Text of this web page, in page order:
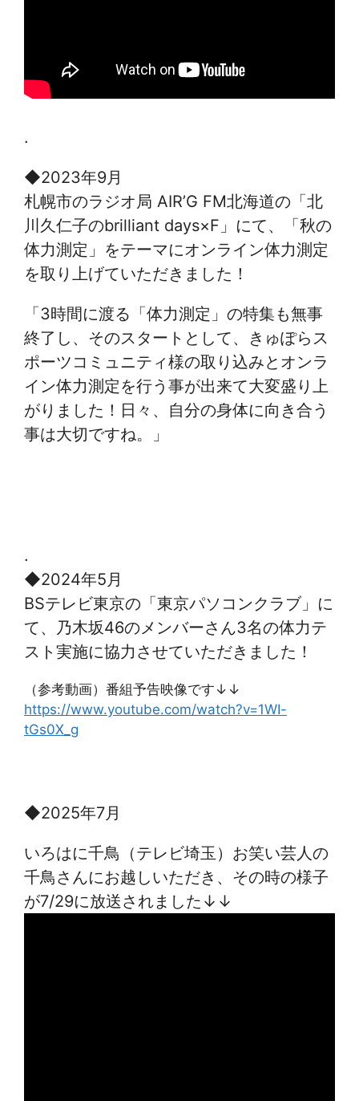
.
◆2023年9月
札幌市のラジオ局 AIR’G FM北海道の「北
川久仁子のbrilliant days×F」にて、「秋の
体力測定」 をテーマにオンライン体力測定
を取り上げていただきました！
「3時間に渡る「体力測定」の特集も無事
終了し、そのスタートとして、
きゅぽらス
ポーツコミュニティ様の取り込みとオンラ
イン体力測定を行う事が出来て大変盛り上
がりました！日々、自分の身体に向き合う
事は大切ですね。」
.
◆2024年5月
BSテレビ東京の「東京パソコンクラブ」に
て、乃木坂46のメンバーさん3名の体力テ
スト実施に協力させていただきました！
（参考動画）番組予告映像です↓↓
https://www.youtube.com/watch?v=1WI-
tGs0X_g
◆2025年7月
いろはに千鳥（テレビ埼玉）お笑い芸人の
千鳥さんにお越しいただき、その時の様子
が7/29に放送されました↓↓